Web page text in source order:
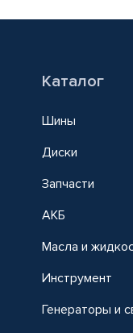
Каталог
Шины
Диски
Запчасти
АКБ
Масла и
Инструмент
Генераторы и